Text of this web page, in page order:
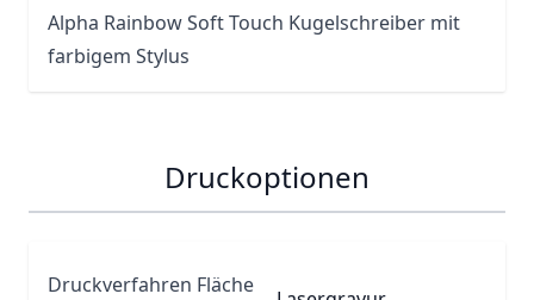
Alpha Rainbow Soft Touch Kugelschreiber mit
farbigem Stylus
Druckoptionen
Druckverfahren Fläche